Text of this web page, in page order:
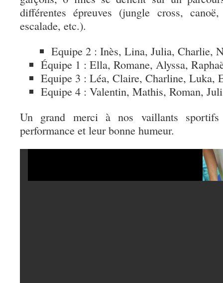
différentes épreuves (jungle cross,
escalade, etc.).
Equipe 2 : Inès, Lina, Julia, Charlie,
Équipe 1 : Ella, Romane, Alyssa,
Equipe 3 : Léa, Claire, Charline, Luka,
Equipe 4 : Valentin, Mathis, Roman,
Un grand merci à nos vaillants
performance et leur bonne humeur.